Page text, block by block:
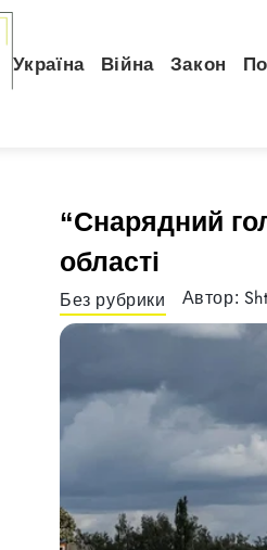
Україна Війна Закон
“Снарядний
області
Без рубрики Автор: